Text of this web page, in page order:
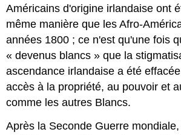
Américains d'origine irlandaise ont
même manière que les Afro-
années 1800 ; ce n'est qu'une fois
« devenus blancs » que la
ascendance irlandaise a été
accès à la propriété, au pouvoir et
comme les autres Blancs.
Après la Seconde Guerre